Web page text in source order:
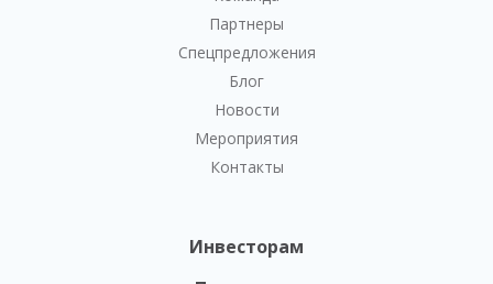
Партнеры
Спецпредложения
Блог
Новости
Мероприятия
Контакты
Инвесторам